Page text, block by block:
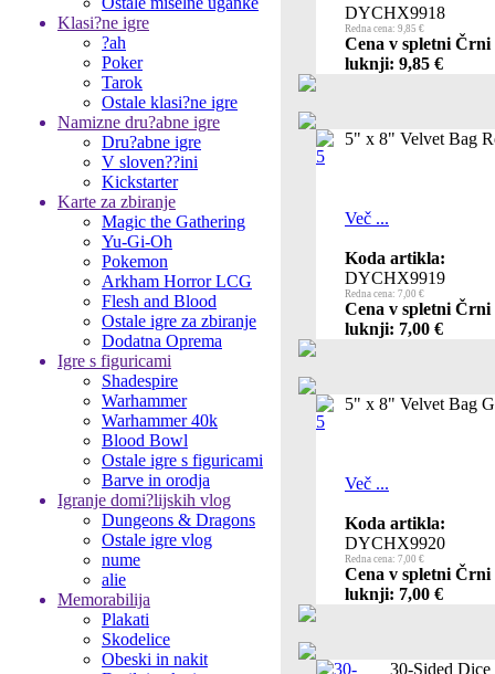
Klasi?ne igre
?ah
Poker
Tarok
Ostale klasi?ne igre
Namizne dru?abne igre
Dru?abne igre
V sloven??ini
Kickstarter
Karte za zbiranje
Magic the Gathering
Yu-Gi-Oh
Pokemon
Arkham Horror LCG
Flesh and Blood
Ostale igre za zbiranje
Dodatna Oprema
Igre s figuricami
Shadespire
Warhammer
Warhammer 40k
Blood Bowl
Ostale igre s figuricami
Barve in orodja
Igranje domi?lijskih vlog
Dungeons & Dragons
Ostale igre vlog
nume
alie
Memorabilija
Plakati
Skodelice
Obeski in nakit
DYCHX9918
Redna cena: 9,85 €
Cena v spletni Črni
luknji: 9,85 €
5" x 8" Velvet Bag
Več ...
Koda artikla:
DYCHX9919
Redna cena: 7,00 €
Cena v spletni Črni
luknji: 7,00 €
5" x 8" Velvet Bag
Več ...
Koda artikla:
DYCHX9920
Redna cena: 7,00 €
Cena v spletni Črni
luknji: 7,00 €
30-Sided